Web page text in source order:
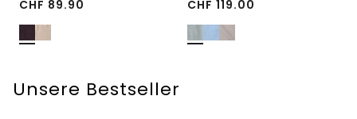
CHF 89.90
CHF 119.00
Unsere Bestseller